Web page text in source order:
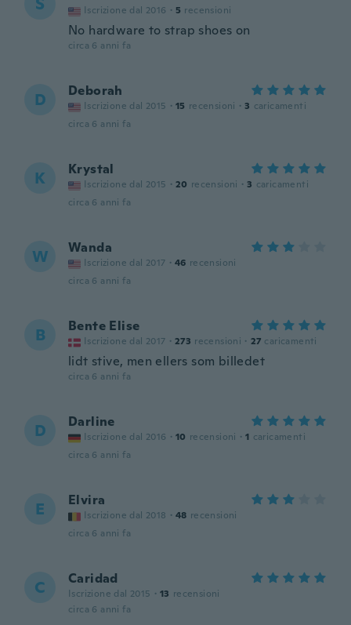
Iscrizione dal 2016 · 5 recensioni
No hardware to strap shoes on
circa 6 anni fa
D Deborah
Iscrizione dal 2015 · 15 recensioni · 3 caricamenti
circa 6 anni fa
K Krystal
Iscrizione dal 2015 · 20 recensioni · 3 caricamenti
circa 6 anni fa
W Wanda
Iscrizione dal 2017 · 46 recensioni
circa 6 anni fa
B Bente Elise
Iscrizione dal 2017 · 273 recensioni · 27 caricamenti
lidt stive, men ellers som billedet
circa 6 anni fa
D Darline
Iscrizione dal 2016 · 10 recensioni · 1 caricamenti
circa 6 anni fa
E Elvira
Iscrizione dal 2018 · 48 recensioni
circa 6 anni fa
C Caridad
Iscrizione dal 2015 · 13 recensioni
circa 6 anni fa